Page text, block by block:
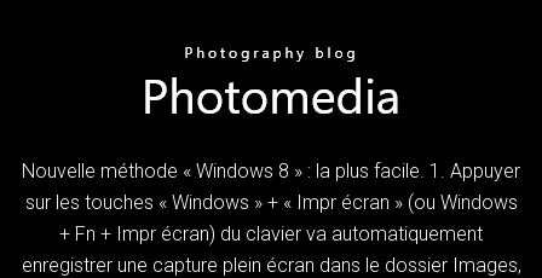
Nouvelle méthode « Windows 8 » : la plus facile. 1. Appuyer
sur les touches « Windows » + « Impr écran » (ou Windows
+ Fn + Impr écran) du clavier va automatiquement
enregistrer une capture plein écran dans le dossier Images,